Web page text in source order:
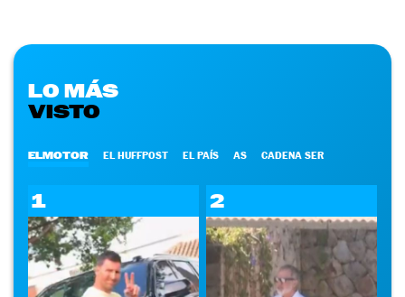
LO MÁS
VISTO
ELMOTOR EL HUFFPOST EL PAÍS AS CADENA SER
1 2